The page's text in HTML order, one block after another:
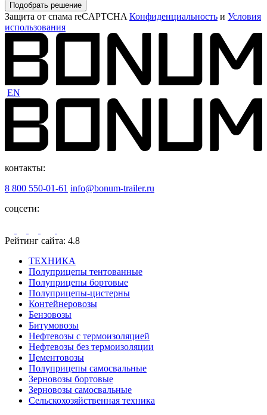
Подобрать решение
Защита от спама reCAPTCHA Конфиденциальность и Условия
использования
EN
контакты:
8 800 550-01-61 info@bonum-trailer.ru
соцсети:
Рейтинг сайта: 4.8
ТЕХНИКА
Полуприцепы тентованные
Полуприцепы бортовые
Полуприцепы-цистерны
Контейнеровозы
Бензовозы
Битумовозы
Нефтевозы с термоизоляцией
Нефтевозы без термоизоляции
Цементовозы
Полуприцепы самосвальные
Зерновозы бортовые
Зерновозы самосвальные
Сельскохозяйственная техника